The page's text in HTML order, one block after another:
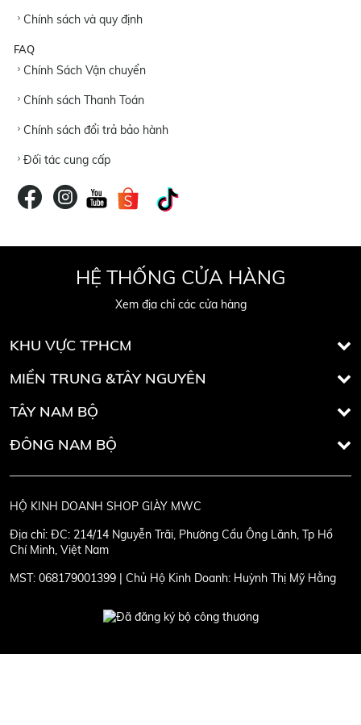
Chính sách và quy định
FAQ
Chính Sách Vận chuyển
Chính sách Thanh Toán
Chính sách đổi trả bảo hành
Đối tác cung cấp
HỆ THỐNG CỬA HÀNG
Xem địa chỉ các cửa hàng
KHU VỰC TPHCM
MIỀN TRUNG &TÂY NGUYÊN
TÂY NAM BỘ
ĐÔNG NAM BỘ
HỘ KINH DOANH SHOP GIÀY MWC
Địa chỉ: ĐC: 214/14 Nguyễn Trãi, Phường Cầu Ông Lãnh, Tp Hồ
Chí Minh, Việt Nam
MST: 068179001399 | Chủ Hộ Kinh Doanh: Huỳnh Thị Mỹ Hằng